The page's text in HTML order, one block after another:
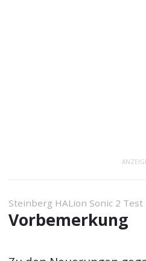
Steinberg HALion Sonic 2 Test
Vorbemerkung